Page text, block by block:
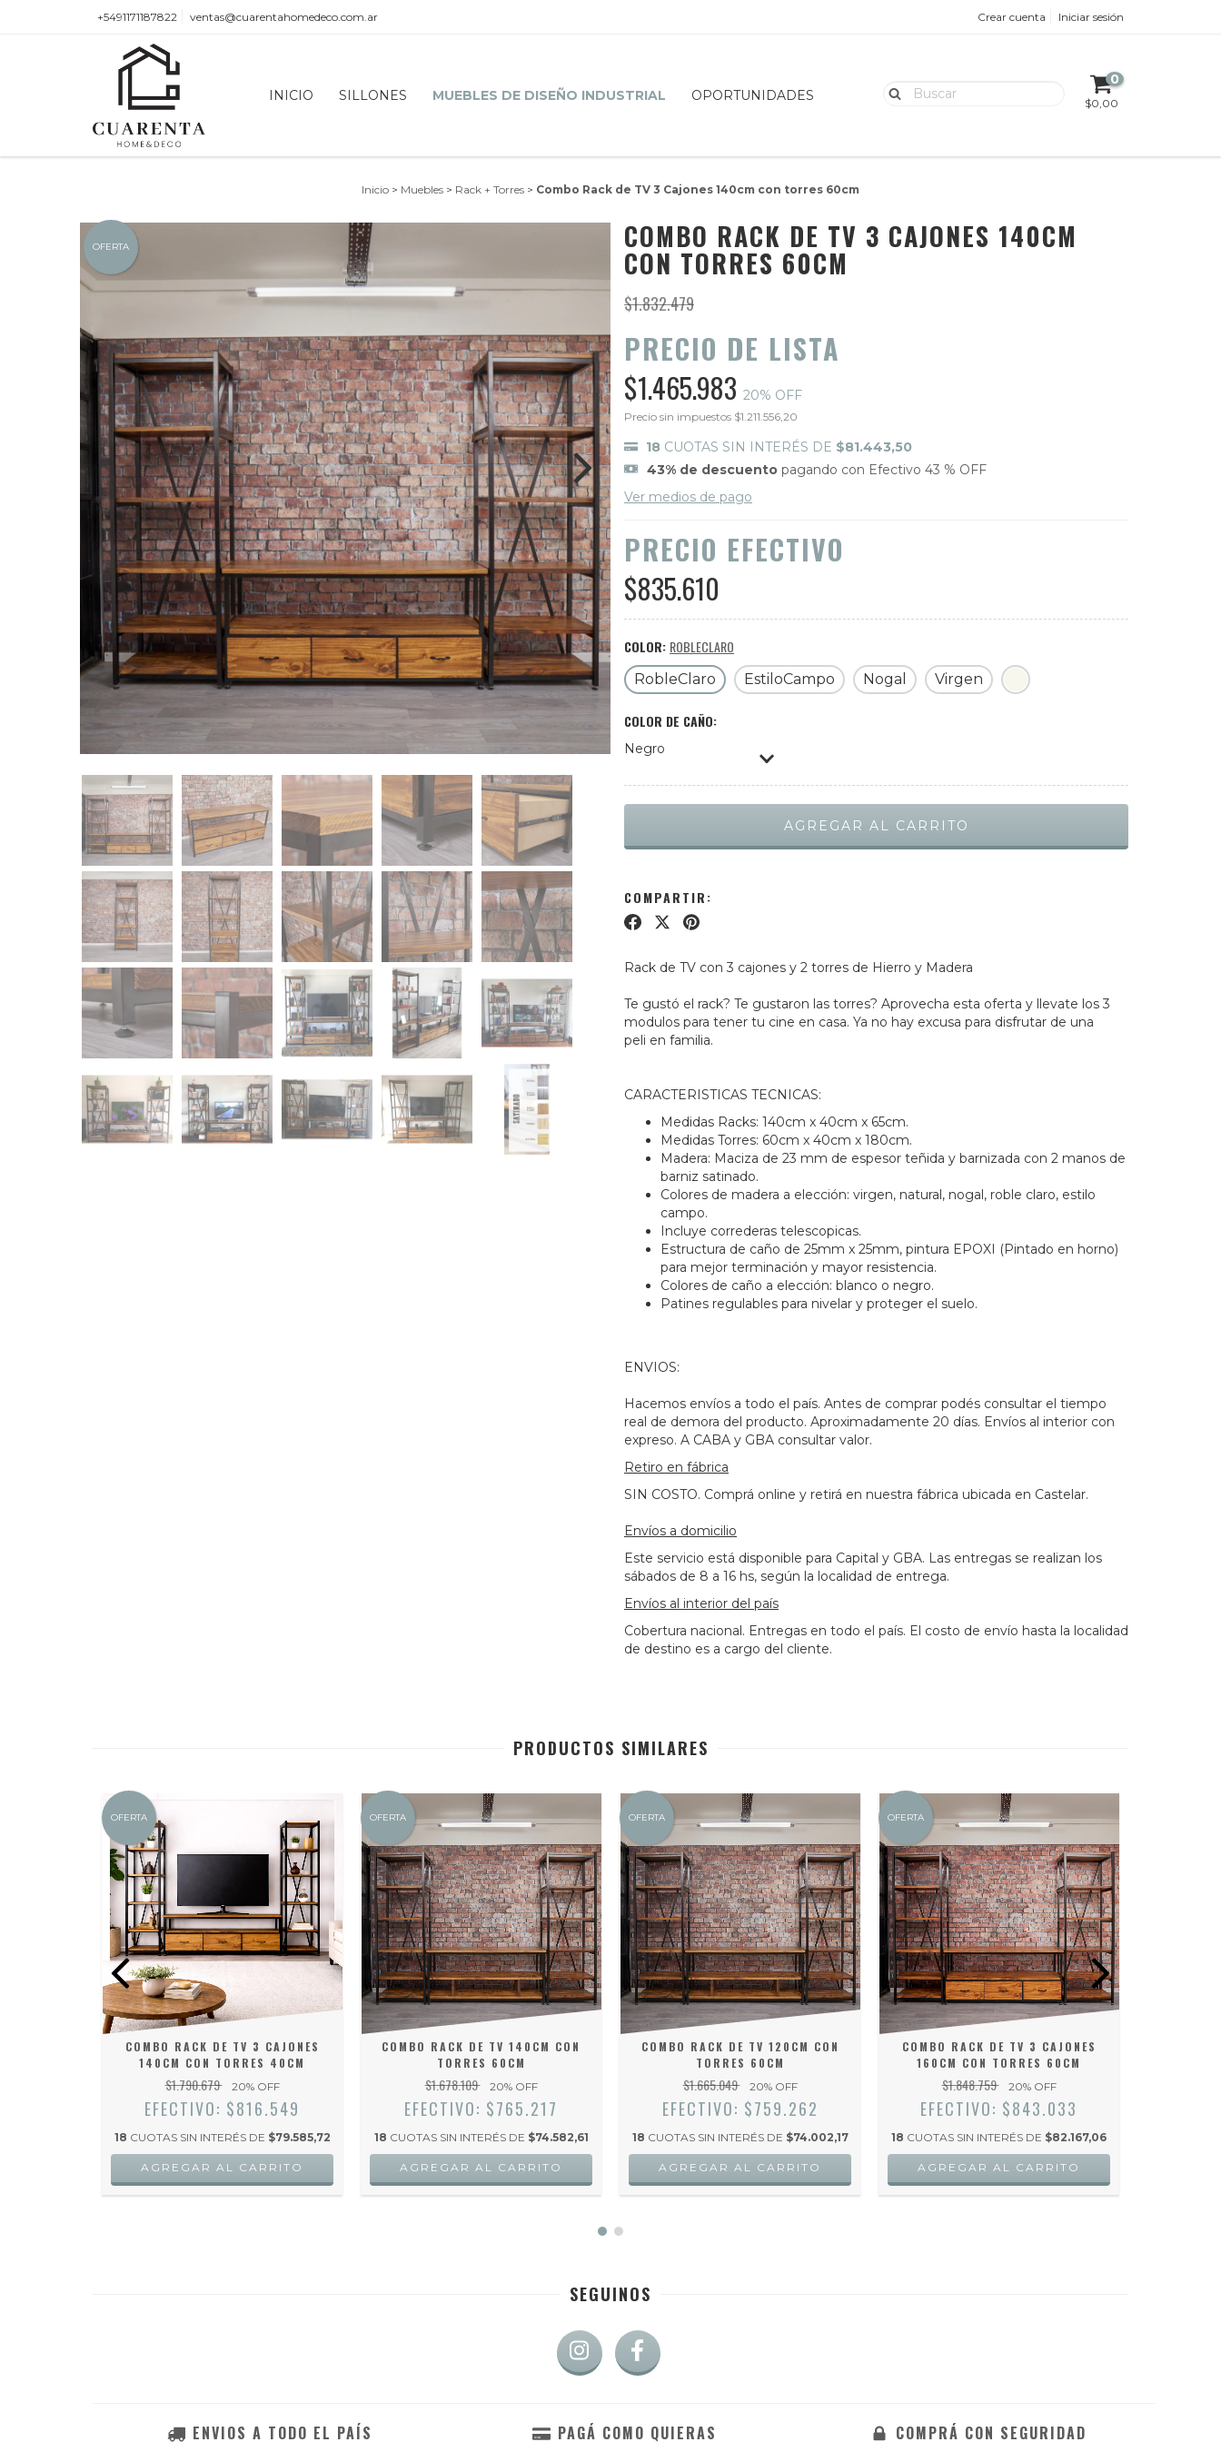
+5491171187822 ventas@cuarentahomedeco.com.ar Crear cuenta Iniciar sesión
INICIO SILLONES MUEBLES DE DISEÑO INDUSTRIAL OPORTUNIDADES
0
$0,00
Inicio > Muebles > Rack + Torres > Combo Rack de TV 3 Cajones 140cm con torres 60cm
OFERTA COMBO RACK DE TV 3 CAJONES 140CM
CON TORRES 60CM
$1.832.479
PRECIO DE LISTA
$1.465.983 20% OFF
Precio sin impuestos $1.211.556,20
18 CUOTAS SIN INTERÉS DE $81.443,50
43% de descuento pagando con Efectivo 43 % OFF
Ver medios de pago
PRECIO EFECTIVO
$835.610
COLOR: ROBLECLARO
RobleClaro EstiloCampo Nogal Virgen
COLOR DE CAÑO:
Negro
COMPARTIR:
Rack de TV con 3 cajones y 2 torres de Hierro y Madera
Te gustó el rack? Te gustaron las torres? Aprovecha esta oferta y llevate los 3
modulos para tener tu cine en casa. Ya no hay excusa para disfrutar de una
peli en familia.
CARACTERISTICAS TECNICAS:
Medidas Racks: 140cm x 40cm x 65cm.
Medidas Torres: 60cm x 40cm x 180cm.
Madera: Maciza de 23 mm de espesor teñida y barnizada con 2 manos de
barniz satinado.
Colores de madera a elección: virgen, natural, nogal, roble claro, estilo
campo.
Incluye correderas telescopicas.
Estructura de caño de 25mm x 25mm, pintura EPOXI (Pintado en horno)
para mejor terminación y mayor resistencia.
Colores de caño a elección: blanco o negro.
Patines regulables para nivelar y proteger el suelo.
ENVIOS:
Hacemos envíos a todo el país. Antes de comprar podés consultar el tiempo
real de demora del producto. Aproximadamente 20 días. Envíos al interior con
expreso. A CABA y GBA consultar valor.
Retiro en fábrica
SIN COSTO. Comprá online y retirá en nuestra fábrica ubicada en Castelar.
Envíos a domicilio
Este servicio está disponible para Capital y GBA. Las entregas se realizan los
sábados de 8 a 16 hs, según la localidad de entrega.
Envíos al interior del país
Cobertura nacional. Entregas en todo el país. El costo de envío hasta la localidad
de destino es a cargo del cliente.
PRODUCTOS SIMILARES
OFERTA
COMBO RACK DE TV 3 CAJONES
140CM CON TORRES 40CM
$1.790.679 20% OFF
EFECTIVO: $816.549
18 CUOTAS SIN INTERÉS DE $79.585,72
AGREGAR AL CARRITO
OFERTA
COMBO RACK DE TV 140CM CON
TORRES 60CM
$1.678.109 20% OFF
EFECTIVO: $765.217
18 CUOTAS SIN INTERÉS DE $74.582,61
AGREGAR AL CARRITO
OFERTA
COMBO RACK DE TV 120CM CON
TORRES 60CM
$1.665.049 20% OFF
EFECTIVO: $759.262
18 CUOTAS SIN INTERÉS DE $74.002,17
AGREGAR AL CARRITO
OFERTA
COMBO RACK DE TV 3 CAJONES
160CM CON TORRES 60CM
$1.848.759 20% OFF
EFECTIVO: $843.033
18 CUOTAS SIN INTERÉS DE $82.167,06
AGREGAR AL CARRITO
SEGUINOS
ENVIOS A TODO EL PAÍS PAGÁ COMO QUIERAS COMPRÁ CON SEGURIDAD